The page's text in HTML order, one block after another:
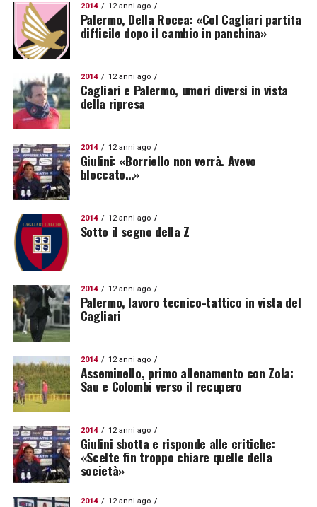
2014 12 anni ago
Palermo, Della Rocca: «Col Cagliari partita
difficile dopo il cambio in panchina»
2014 12 anni ago
Cagliari e Palermo, umori diversi in vista
della ripresa
2014 12 anni ago
Giulini: «Borriello non verrà. Avevo
bloccato…»
2014 12 anni ago
Sotto il segno della Z
2014 12 anni ago
Palermo, lavoro tecnico-tattico in vista del
Cagliari
2014 12 anni ago
Asseminello, primo allenamento con Zola:
Sau e Colombi verso il recupero
2014 12 anni ago
Giulini sbotta e risponde alle critiche:
«Scelte fin troppo chiare quelle della
società»
2014 12 anni ago